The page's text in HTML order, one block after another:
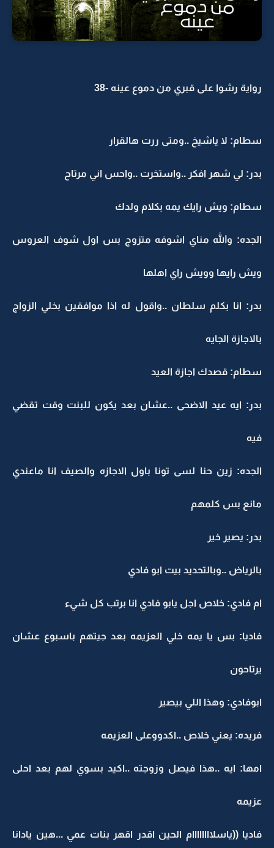
رواية رشوا على قبري من دموع عينه -38
سطام: لا ياشيخ ..ومتى ررت هالقرار
بدر: لي شهر افكر ..واستخرت ..واحس اني مرتاح
سطام: ويش رايك يمه بكلام ولدك
الجده: والله مناي اشوفه متزوج بس اول شوف العروس
ويش رايها وويش راي اهلها
بدر: انا بكلم سلطان ..واقول له اذا موافقين بخلي الزواج
بالاجازة الجايه
سطام: قصدك اجازة العيد
بدر: ايه عيد الاضحى ..عشان بعد يكون للبنت وقت تقضي
فيه
الجده: زين حنا لسى تونا باول الاجازه والصيف انا ماعندي
مانع بس كلمهم
بدر: يصير خير
بالرياض ..وبالتحديد بيت ابو فادي
ام فادي: خلاص اجل يابو فادي انا برتب كل شيء
فاديا: بس يا يمه خلي العزيمه بعد جيتهم باسبوع عشان
يرتاحون
ابوفادي: وهذا اللي بيصير
فريده: يعني خلاص ..اكدووعلى العزيمه
امها: ايه ..هذا فيصل وزوجته ..اكيد بسوي لهم بعد احلى
عزيمه
فاديا ((ياسلاااااااام الحين اقدر اقهر بنات عمي ...هين يادانا